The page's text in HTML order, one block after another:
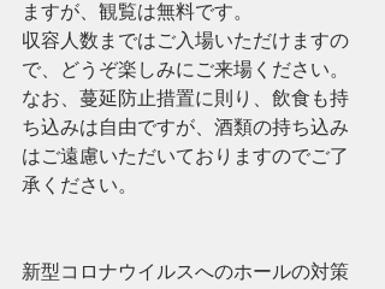
ますが、観覧は無料です。
収容人数まではご入場いただけますの
で、どうぞ楽しみにご来場ください。
なお、蔓延防止措置に則り、飲食も持
ち込みは自由ですが、酒類の持ち込み
はご遠慮いただいておりますのでご了
承ください。
新型コロナウイルスへのホールの対策